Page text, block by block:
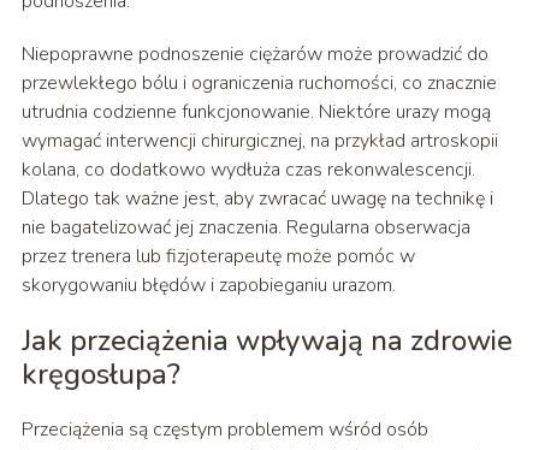
Niepoprawne podnoszenie ciężarów może prowadzić do
przewlekłego bólu i ograniczenia ruchomości, co znacznie
utrudnia codzienne funkcjonowanie. Niektóre urazy mogą
wymagać interwencji chirurgicznej, na przykład artroskopii
kolana, co dodatkowo wydłuża czas rekonwalescencji.
Dlatego tak ważne jest, aby zwracać uwagę na technikę i
nie bagatelizować jej znaczenia. Regularna obserwacja
przez trenera lub fizjoterapeutę może pomóc w
skorygowaniu błędów i zapobieganiu urazom.
Jak przeciążenia wpływają na zdrowie
kręgosłupa?
Przeciążenia są częstym problemem wśród osób